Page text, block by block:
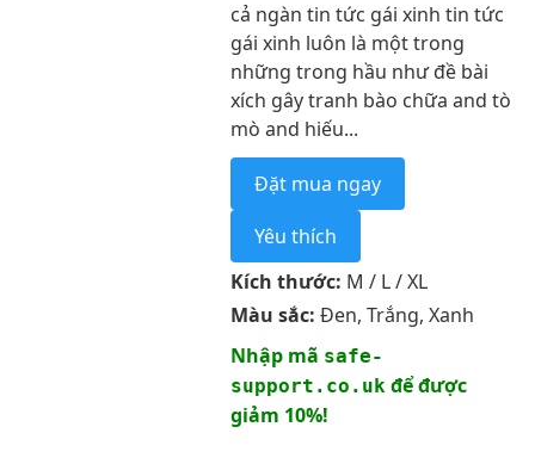
cả ngàn tin tức gái xinh tin tức
gái xinh luôn là một trong
những trong hầu như đề bài
xích gây tranh bào chữa and tò
mò and hiếu...
Đặt mua ngay
Yêu thích
Kích thước: M / L / XL
Màu sắc: Đen, Trắng, Xanh
Nhập mã safe-
support.co.ukđể được
giảm 10%!